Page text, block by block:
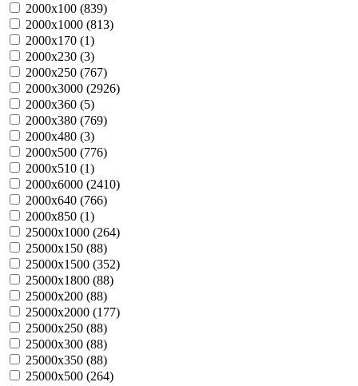
2000х100 (839)
2000х1000 (813)
2000х170 (1)
2000х230 (3)
2000х250 (767)
2000х3000 (2926)
2000х360 (5)
2000х380 (769)
2000х480 (3)
2000х500 (776)
2000х510 (1)
2000х6000 (2410)
2000х640 (766)
2000х850 (1)
25000х1000 (264)
25000х150 (88)
25000х1500 (352)
25000х1800 (88)
25000х200 (88)
25000х2000 (177)
25000х250 (88)
25000х300 (88)
25000х350 (88)
25000х500 (264)